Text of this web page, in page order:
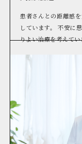
患者さんとの距離感
しています。 不安に
りよい治療を考えて